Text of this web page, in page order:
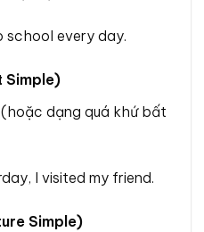
school every day.
Simple)
dạng quá khứ bất
I visited my friend.
Simple)